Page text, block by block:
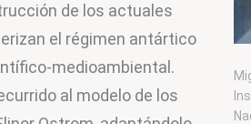
de los actuales
el régimen antártico
medioambiental.
al modelo de los